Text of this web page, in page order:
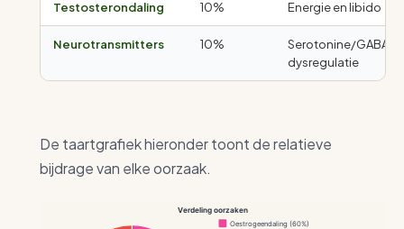
Testosterondaling 10% Energie en libido
Neurotransmitters 10%
Serotonine/GABA
dysregulatie
De taartgrafiek hieronder toont de relatieve
bijdrage van elke oorzaak.
Verdeling oorzaken
Oestrogeendaling (60%)